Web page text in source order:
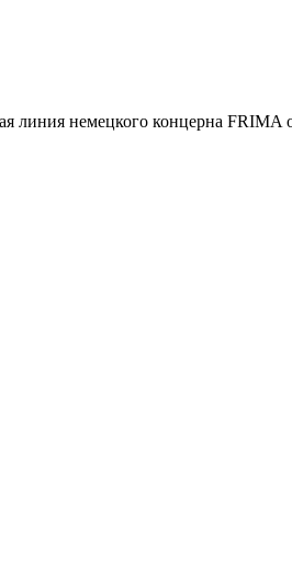
немецкого концерна FRIMA